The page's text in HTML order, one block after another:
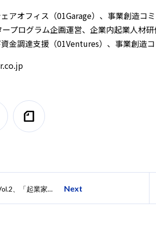
アオフィス（01Garage）、事業創造コ
プログラム企画運営、企業内起業人材
金調達支援（01Ventures）、事業創造
01 Innovation Review Vol.2、「起業家メンタリング」を5月6日に発行 Next